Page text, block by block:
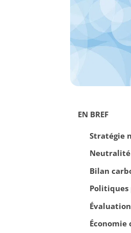
EN BREF
Stratégie
Bilan